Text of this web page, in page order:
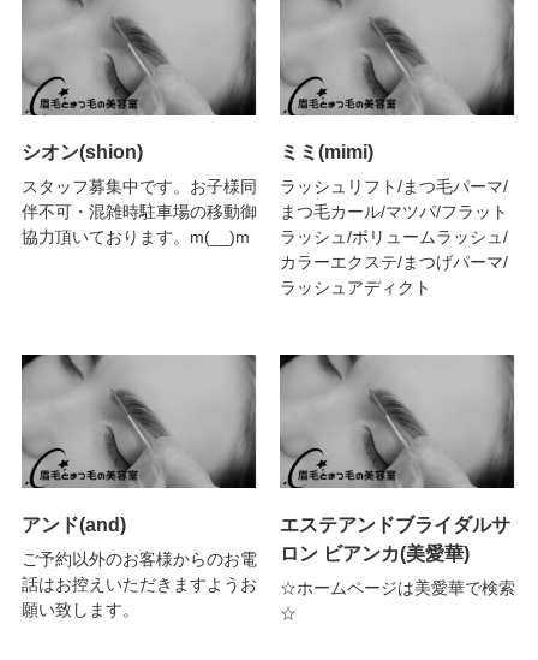
シオン(shion)
スタッフ募集中です。お子様同
伴不可・混雑時駐車場の移動御
協力頂いております。m(__)m
ミミ(mimi)
ラッシュリフト/まつ毛パーマ/
まつ毛カール/マツパ/フラット
ラッシュ/ボリュームラッシュ/
カラーエクステ/まつげパーマ/
ラッシュアディクト
アンド(and)
ご予約以外のお客様からのお電
話はお控えいただきますようお
願い致します。
エステアンドブライダルサ
ロン ビアンカ(美愛華)
☆ホームページは美愛華で検索
☆